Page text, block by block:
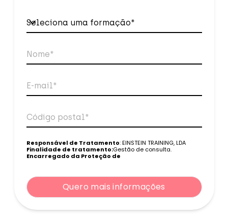
Seleciona uma formação*
Seleciona uma formação*
Nome*
E-mail*
Telefone*
Código postal*
Responsável de Tratamento: EINSTEIN TRAINING, LDA
Finalidade de tratamento:Gestão de consulta.
Encarregado da Proteção de
obrigação legal. / Direitos: aceder, retificar e excluir os
dados, bem como outros direitos, conforme o explicito na
Política de PrivacidadeQuero mais informações